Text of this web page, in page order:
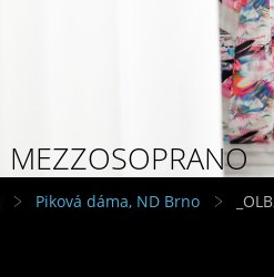
MEZZOSOPRANO
Piková dáma, ND Brno